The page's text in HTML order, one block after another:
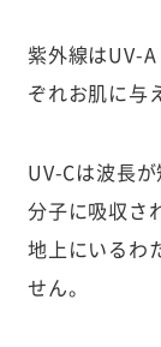
紫外線はUV-
ぞれお肌に与
UV-Cは波長
分子に吸収さ
地上にいるわ
せん。